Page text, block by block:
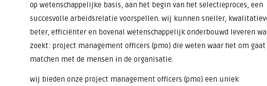
op wetenschappelijke basis, aan het begin van het selectieproces, een
succesvolle arbeidsrelatie voorspellen. wij kunnen sneller,
beter, efficiënter en bovenal wetenschappelijk onderbouwd leveren
zoekt: project management officers (pmo) die weten waar het om gaat
matchen met de mensen in de organisatie.
wij bieden onze project management officers (pmo) een uniek